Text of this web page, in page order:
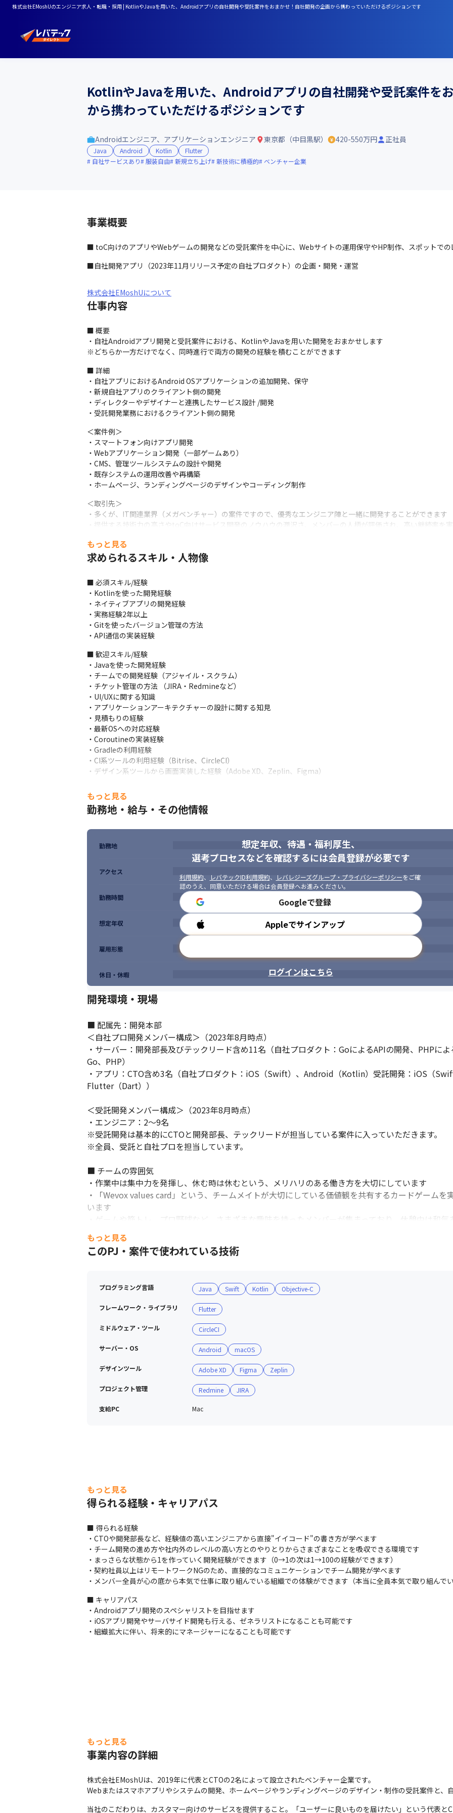
株式会社EMoshUのエンジニア求人・転職・採用 | KotlinやJavaを用いた、Androidアプリの自社開発や受託案件をおまかせ！自社開発の企画から携わっていただけるポジションです
KotlinやJavaを用いた、Androidアプリの自社開発や受託案件を
から携わっていただけるポジションです
Androidエンジニア、アプリケーションエンジニア 東京都（中目黒駅） 420-550万円 正社員
Java Android Kotlin
Flutter
自社サービスあり
服装自由 新規立ち上げ 新技術に積極的 ベンチャー企業
事業概要
■ toC向けのアプリやWebゲームの開発などの受託案件を中心に、Webサイトの運用保守やHP制作、スポットで
■自社開発アプリ（2023年11月リリース予定の自社プロダクト）の企画・開発・運営
株式会社EMoshUについて
仕事内容
■ 概要
・自社Androidアプリ開発と受託案件における、KotlinやJavaを用いた開発をおまかせします
※どちらか一方だけでなく、同時進行で両方の開発の経験を積むことができます
■ 詳細
・自社アプリにおけるAndroid OSアプリケーションの追加開発、保守
・新規自社アプリのクライアント側の開発
・ディレクターやデザイナーと連携したサービス設計 /開発
・受託開発業務におけるクライアント側の開発
＜案件例＞
・スマートフォン向けアプリ開発
・Webアプリケーション開発（一部ゲームあり）
・CMS、管理ツールシステムの設計や開発
・既存システムの運用改善や再構築
・ホームページ、ランディングページのデザインやコーディング制作
＜取引先＞
・多くが、IT関連業界（メガベンチャー）の案件ですので、優秀なエンジニア陣と一緒に開発することができます
・提供する技術力の高さやtoC向けサービス開発のノウハウの潤沢さ、メンバーの人柄が評価され、高い継続率を
＜入社後の流れ＞
・スキルと経験に合わせた業務から順におまかせします
・代表曰く「技術力、指導力、人間性」が三拍子揃った「日本一のCTO」とのことですので、ご自身の頑張りによ
＜チーム体制＞（2023年8月時点）
・総勢13名の組織の中で、エンジニアが11名という筋肉質な組織体制です
・経験の豊富な30代後半のシニア層のエンジニアから、ジュニアミドルの強靭なメンタルを持ったエンジニア、勉
インターンまで、幅広い層がいます
・仕事モードと遊びモードのメリハリがすごいカルチャーですので、やるときは徹底的にやって、抜くときは徹底的
＜1日のスケジュール例＞
9:30：業務開始
10:30：朝会/プロダクト定例MTG
11:00：作業再開
12:00：昼休憩
13:00：作業再開
20:30：退勤
※週に2～4回程度、クライアントのミーティングに参加する場合があります
※ランチは適宜自由に取れますが、チームメンバー全員で一緒に食事することも多くあり、月2-3回は全員で外でラ
と、とにかくコミュニケーションを大切にしているカルチャーです
■ この仕事の面白み、魅力
・自社アプリの開発と受託案件を、同時進行で担当し、急成長できるポジションです
・iOSアプリ12年、Androidアプリ6年の開発経験を持ち、toC向けプロダクトのノウハウを豊富に持つCTOと働けま
・明るく、仕事に対して情熱を持ったメンバーが集まる環境で、モチベーション高く働けます
・目先の開発スピードだけにとらわれず、長期的な目線でサービスのためになる技術選定にこだわっているため、
・代表とCTOが「チーム開発」へのこだわりがあるため、チーム開発がやりたい方はフィットする可能性があります
勉強会や懇親会など、交流の場を積極的に設け、一丸となって開発を行ってい
ます。
もっと見る
求められるスキル・人物像
■ 必須スキル/経験
・Kotlinを使った開発経験
・ネイティブアプリの開発経験
・実務経験2年以上
・Gitを使ったバージョン管理の方法
・API通信の実装経験
■ 歓迎スキル/経験
・Javaを使った開発経験
・チームでの開発経験（アジャイル・スクラム）
・チケット管理の方法 （JIRA・Redmineなど）
・UI/UXに関する知識
・アプリケーションアーキテクチャーの設計に関する知見
・見積もりの経験
・最新OSへの対応経験
・Coroutineの実装経験
・Gradleの利用経験
・CI系ツールの利用経験（Bitrise、CircleCI）
・デザイン系ツールから画面実装した経験（Adobe XD、Zeplin、Figma）
技術力以上に、一生懸命クライアントやユーザー、プロダクトに向き合い、チーム一丸となって働ける方とお会いし
・妥協せずに良いものを作ろうとする、こだわりをお持ちの方
・メンバーと協力してサービスや開発プロセスを改善することが好きな方
・自主的に新しい専門知識や、経験を豊かにする専門外の知識について学べる方
・過酷な状況でもやりぬく姿勢をお持ちの方
もっと見る
勤務地・給与・その他情報
想定年収、待遇・福利厚生、
選考プロセスなどを確認するには会員登録が必要です
利用規約、 レバテックID利用規約、 レバレジーズグループ・プライバシーポリシーをご確
認のうえ、同意いただける場合は会員登録へお進みください。
Googleで登録
Appleでサインアップ
ログインはこちら
勤務地
アクセス
勤務時間
想定年収
雇用形態
休日・休暇
開発環境・現場
■ 配属先：開発本部
＜自社プロ開発メンバー構成＞（2023年8月時点）
・サーバー：開発部長及びテックリード含め11名（自社プロダクト：GoによるAPIの開発、PHPに
Go、PHP）
・アプリ：CTO含め3名（自社プロダクト：iOS（Swift）、Android（Kotlin）受託開発：iOS（
Flutter（Dart））
＜受託開発メンバー構成＞（2023年8月時点）
・エンジニア：2〜9名
※受託開発は基本的にCTOと開発部長、テックリードが担当している案件に入っていただきます。
※全員、受託と自社プロを担当しています。
■ チームの雰囲気
・作業中は集中力を発揮し、休む時は休むという、メリハリのある働き方を大切にしています
・「Wevox values card」という、チームメイトが大切にしている価値観を共有するカードゲームを
います
・ゲームや筋トレ、プロ野球など、さまざまな趣味を持ったメンバーが集まっており、休憩中は和気
＜先輩エンジニアのコメント＞
EMoshUの組織の特徴は「自由と責任」だと考えています。
また、自由に意見を言える環境になっており、自分の意見1つでプロジェクトの方向が変わることも
自由に働ける環境である一方で、2つの責任を果たす必要があると考えています。
果たすべき責任は、常に報告・連絡・相談を忘れないこと、および自分で決めたことは最後までやり
基本的には、チームプレイでプロジェクトを進めていくため、自分の保有するタスクはオーナーとし
しながら、完了することが求められます。
■ カルチャー
・以前在籍していたインターン生は、EMoshUのカルチャーを「常軌を逸したアットホームなカルチ
・成長成功思考を持ち、前のめりに会社を共に大きくしていくという気概を持ったメンバーばかりです
・PC：MacBook Proを貸与
・デザイン系ツール：Adobe XD、Zeplin、Figma
もっと見る
このPJ・案件で使われている技術
プログラミング言語 Java Swift Kotlin Objective-C
フレームワーク・ライブラリ Flutter
ミドルウェア・ツール CircleCI
サーバー・OS Android macOS
デザインツール Adobe XD Figma Zeplin
プロジェクト管理 Redmine JIRA
支給PC Mac
もっと見る
得られる経験・キャリアパス
■ 得られる経験
・CTOや開発部長など、経験値の高いエンジニアから直接"イイコード"の書き方が学べます
・チーム開発の進め方や社内外のレベルの高い方とのやりとりからさまざまなことを吸収できる環境です
・まっさらな状態から1を作っていく開発経験ができます（0→1の次は1→100の経験ができます）
・契約社員以上はリモートワークNGのため、直接的なコミュニケーションでチーム開発が学べます
・メンバー全員が心の底から本気で仕事に取り組んでいる組織での体験ができます（本当に全員本気で取り組んでい
■ キャリアパス
・Androidアプリ開発のスペシャリストを目指せます
・iOSアプリ開発やサーバサイド開発も行える、ゼネラリストになることも可能です
・組織拡大に伴い、将来的にマネージャーになることも可能です
もっと見る
事業内容の詳細
株式会社EMoshUは、2019年に代表とCTOの2名によって設立されたベンチャー企業です。
Webまたはスマホアプリやシステムの開発、ホームページやランディングページのデザイン・制作の受託案件と、
当社のこだわりは、カスタマー向けのサービスを提供すること。「ユーザーに良いものを届けたい」という代表と